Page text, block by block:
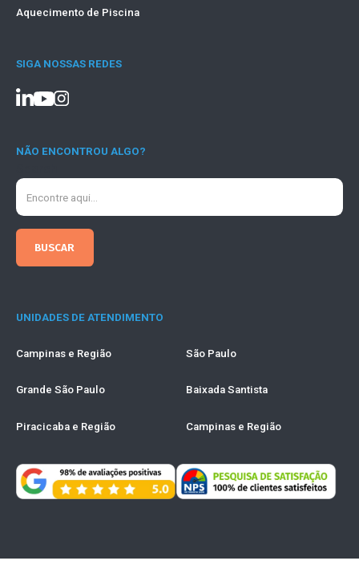
Aquecimento de Piscina
SIGA NOSSAS REDES
NÃO ENCONTROU ALGO?
UNIDADES DE ATENDIMENTO
Campinas e Região São Paulo
Grande São Paulo Baixada Santista
Piracicaba e Região Campinas e Região